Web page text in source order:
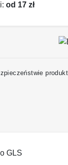
od 17 zł